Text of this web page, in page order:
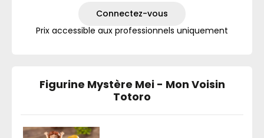
Connectez-vous
Prix accessible aux professionnels uniquement
Figurine Mystère Mei - Mon Voisin
Totoro